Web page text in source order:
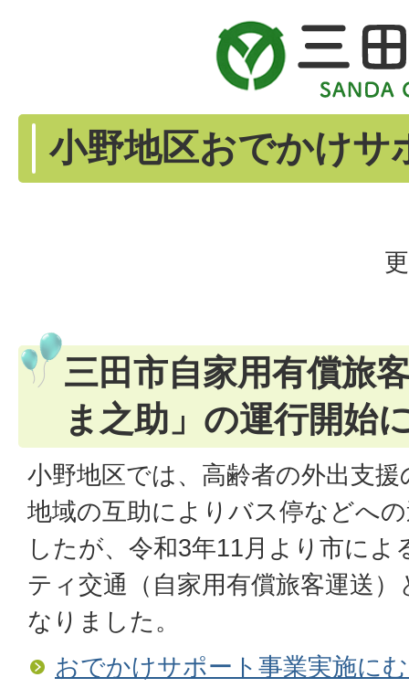
小野地区おでかけサ
三田市自家用有償旅
ま之助」の運行開始
小野地区では、高齢者の外出支
地域の互助によりバス停などへ
したが、令和3年11月より市によ
ティ交通（自家用有償旅客運送
なりました。
おでかけサポート事業実施に